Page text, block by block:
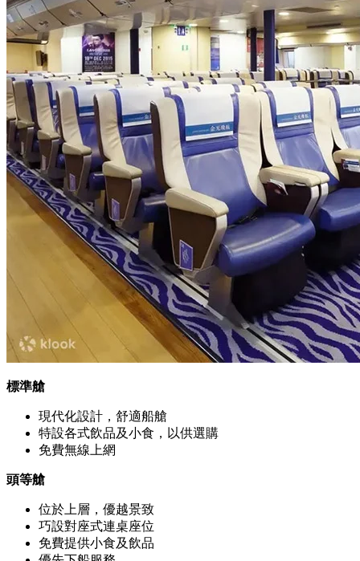
標準艙
現代化設計，舒適船艙
特設各式飲品及小食，以供選購
免費無線上網
頭等艙
位於上層，優越景致
巧設對座式連桌座位
免費提供小食及飲品